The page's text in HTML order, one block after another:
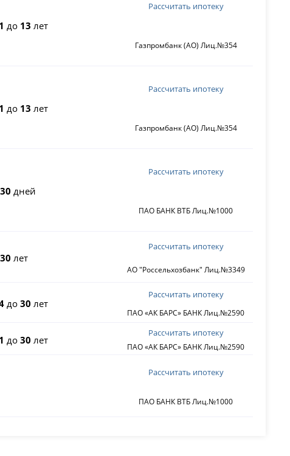
1 до 13 лет
Газпромбанк (АО) Лиц.№354
Рассчитать ипотеку
1 до 13 лет
Газпромбанк (АО) Лиц.№354
Рассчитать ипотеку
30 дней
ПАО БАНК ВТБ Лиц.№1000
Рассчитать ипотеку
30 лет
АО "Россельхозбанк" Лиц.№3349
Рассчитать ипотеку
до30 лет
ПАО «АК БАРС» БАНК Лиц.№2590
Рассчитать ипотеку
1 до30 лет
ПАО «АК БАРС» БАНК Лиц.№2590
Рассчитать ипотеку
ПАО БАНК ВТБ Лиц.№1000
Рассчитать ипотеку